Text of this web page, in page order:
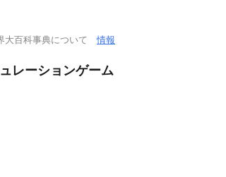
大百科事典について情報
レーションゲーム